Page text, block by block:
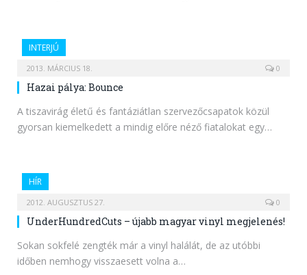
INTERJÚ
2013. MÁRCIUS 18. 0
Hazai pálya: Bounce
A tiszavirág életű és fantáziátlan szervezőcsapatok közül
gyorsan kiemelkedett a mindig előre néző fiatalokat egy…
HÍR
2012. AUGUSZTUS 27. 0
UnderHundredCuts – újabb magyar vinyl megjelenés!
Sokan sokfelé zengték már a vinyl halálát, de az utóbbi
időben nemhogy visszaesett volna a…